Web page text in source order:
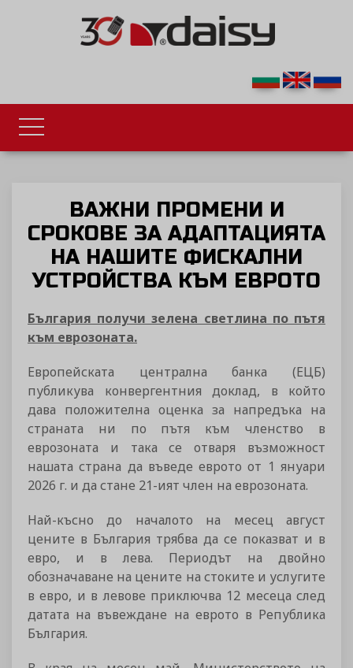
ВАЖНИ ПРОМЕНИ И
СРОКОВЕ ЗА АДАПТАЦИЯТА
НА НАШИТЕ ФИСКАЛНИ
УСТРОЙСТВА КЪМ ЕВРОТО
България получи зелена светлина по пътя
към еврозоната.
Европейската централна банка (ЕЦБ)
публикува конвергентния доклад, в който
дава положителна оценка за напредъка на
страната ни по пътя към членство в
еврозоната и така се отваря възможност
нашата страна да въведе еврото от 1 януари
2026 г. и да стане 21-ият член на еврозоната.
Най-късно до началото на месец август
цените в България трябва да се показват и в
евро, и в лева. Периодът на двойно
обозначаване на цените на стоките и услугите
в евро, и в левове приключва 12 месеца след
датата на въвеждане на еврото в Република
България.